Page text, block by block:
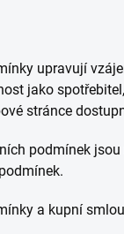
upravují
jako
stránce
podmínek
a kupní